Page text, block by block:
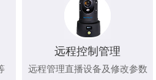
远程控制管理
远程管理直播设备及修改参数